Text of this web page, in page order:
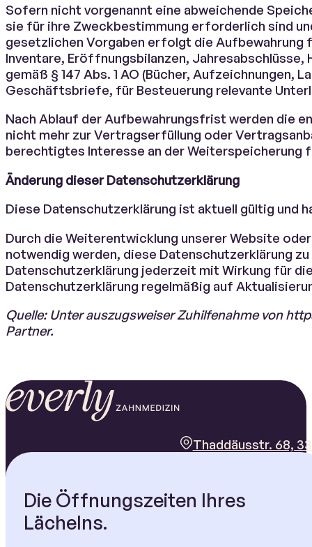
Sofern nicht vorgenannt eine abweichende
sie für ihre Zweckbestimmung erforderlich sind
gesetzlichen Vorgaben erfolgt die Aufbewahrung
Inventare, Eröffnungsbilanzen,
gemäß § 147 Abs. 1 AO (Bücher, Aufzeichnungen,
Geschäftsbriefe, für Besteuerung relevante
Nach Ablauf der Aufbewahrungsfrist werden die
nicht mehr zur Vertragserfüllung oder
berechtigtes Interesse an der
Änderung dieser Datenschutzerklärung
Diese Datenschutzerklärung ist aktuell gültig und
Durch die Weiterentwicklung unserer Website
notwendig werden, diese Datenschutzerklärung
Datenschutzerklärung jederzeit mit Wirkung für
Datenschutzerklärung regelmäßig auf
Quelle: Unter auszugsweiser Zuhilfenahme von
Partner.
Thaddäusstr. 68,
Die Öffnungszeiten Ihres
Lächelns.